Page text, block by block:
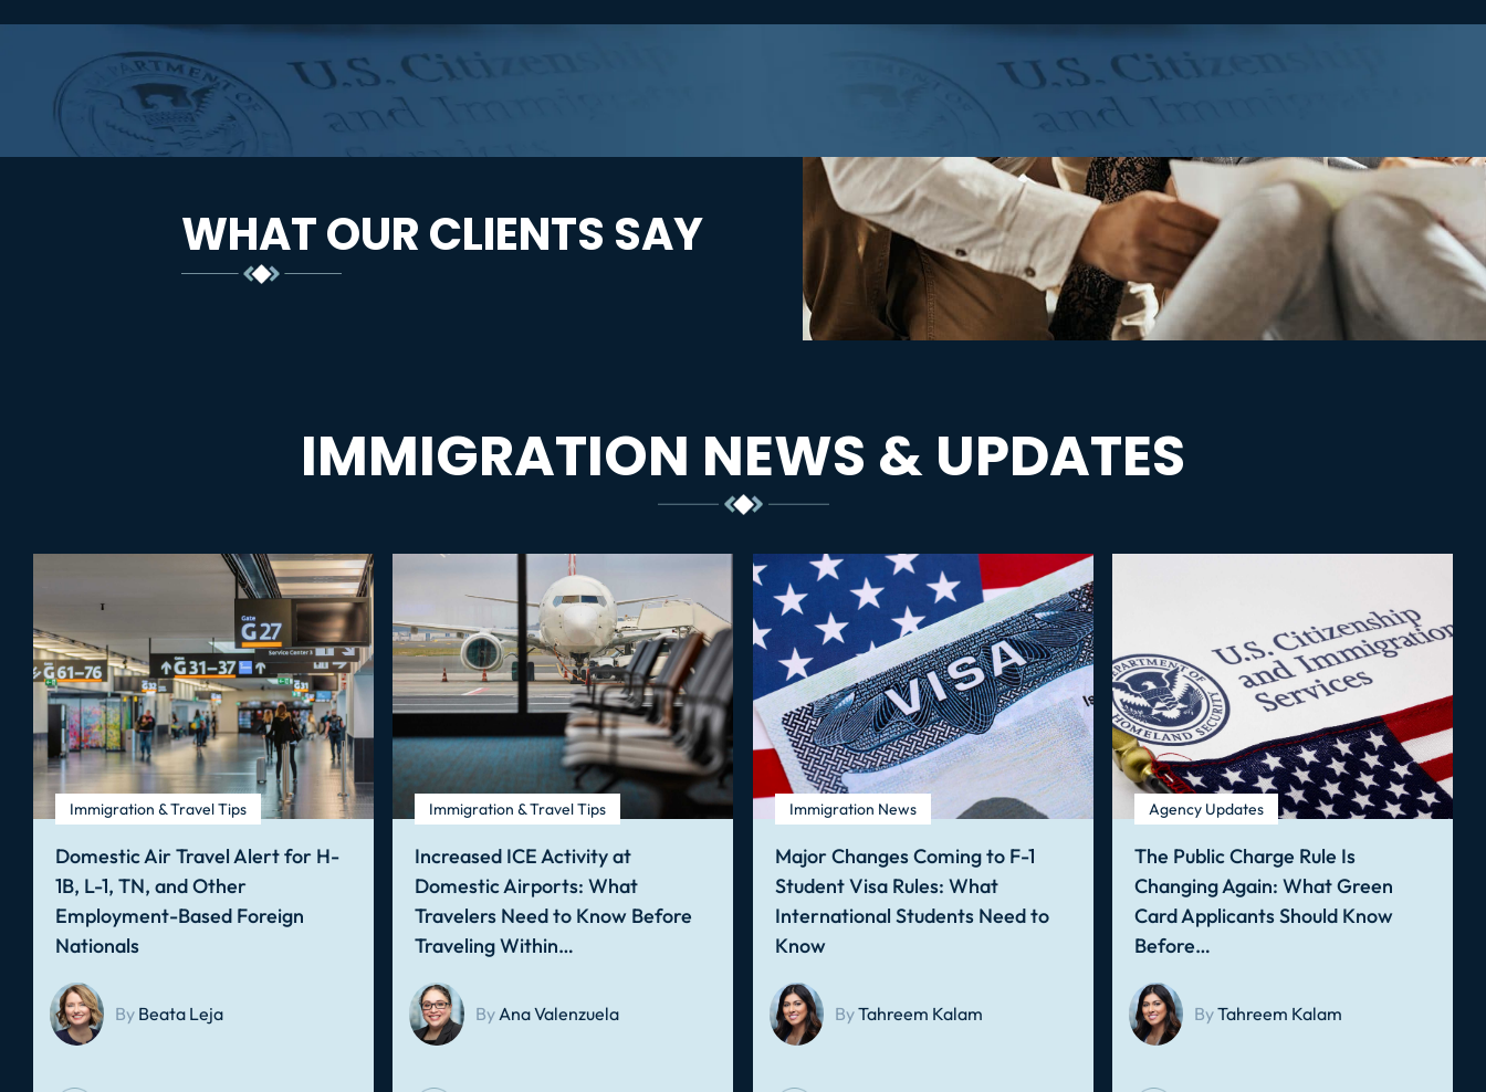
WHAT OUR CLIENTS SAY
IMMIGRATION NEWS & UPDATES
Immigration & Travel Tips
Domestic Air Travel Alert for H-
1B, L-1, TN, and Other
Employment-Based Foreign
Nationals
By Beata Leja
Immigration & Travel Tips
Increased ICE Activity at
Domestic Airports: What
Travelers Need to Know Before
Traveling Within…
ByAna Valenzuela
Immigration News
Major Changes Coming to F-1
Student Visa Rules: What
International Students Need to
Know
ByTahreem Kalam
Agency Updates
The Public Charge Rule Is
Changing Again: What Green
Card Applicants Should Know
Before…
ByTahreem Kalam